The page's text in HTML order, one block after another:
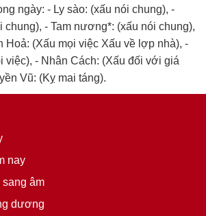
ngày: - Ly sào: (xấu nói chung), -
chung), - Tam nương*: (xấu nói chung),
Hoả: (Xấu mọi việc Xấu về lợp nhà), -
việc), - Nhân Cách: (Xấu đối với giá
Vũ: (Kỵ mai táng).
nay
âm
dương